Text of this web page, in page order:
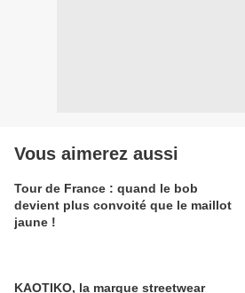
Vous aimerez aussi
Tour de France : quand le bob
devient plus convoité que le maillot
jaune !
KAOTIKO, la marque streetwear